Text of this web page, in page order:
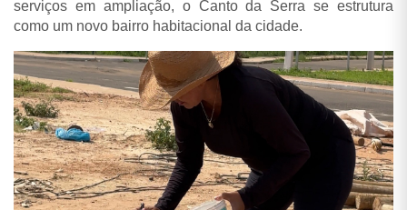
serviços em ampliação, o Canto da Serra se estrutura
como um novo bairro habitacional da cidade.